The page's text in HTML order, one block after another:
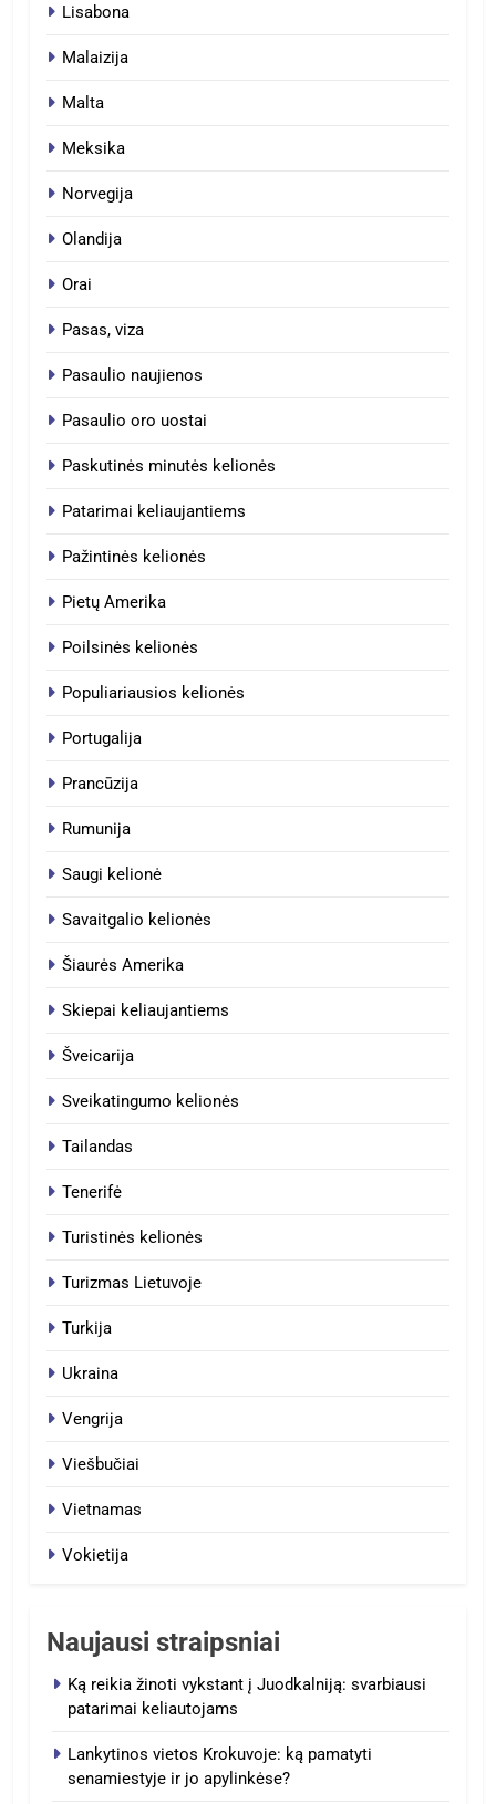
Lisabona
Malaizija
Malta
Meksika
Norvegija
Olandija
Orai
Pasas, viza
Pasaulio naujienos
Pasaulio oro uostai
Paskutinės minutės kelionės
Patarimai keliaujantiems
Pažintinės kelionės
Pietų Amerika
Poilsinės kelionės
Populiariausios kelionės
Portugalija
Prancūzija
Rumunija
Saugi kelionė
Savaitgalio kelionės
Šiaurės Amerika
Skiepai keliaujantiems
Šveicarija
Sveikatingumo kelionės
Tailandas
Tenerifė
Turistinės kelionės
Turizmas Lietuvoje
Turkija
Ukraina
Vengrija
Viešbučiai
Vietnamas
Vokietija
Naujausi straipsniai
Ką reikia žinoti vykstant į Juodkalniją: svarbiausi
patarimai keliautojams
Lankytinos vietos Krokuvoje: ką pamatyti
senamiestyje ir jo apylinkėse?